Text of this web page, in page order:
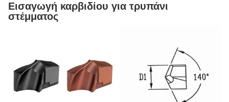
Εισαγωγή καρβιδίου για τρυπάνι
στέμματος